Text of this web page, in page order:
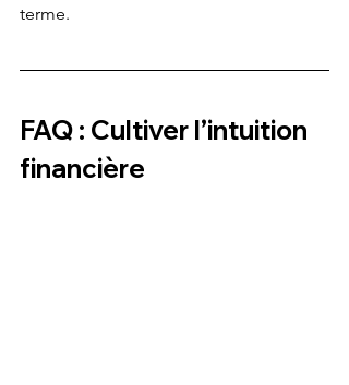
terme.
FAQ : Cultiver l’intuition
financière